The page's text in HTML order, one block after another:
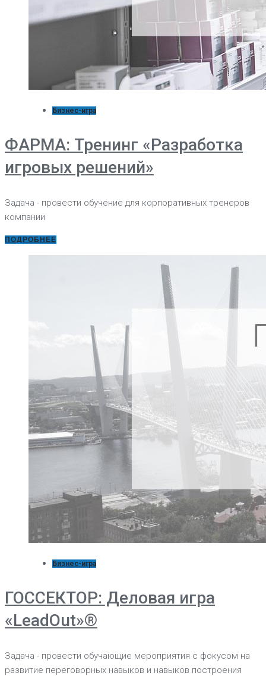
Бизнес-игра
ФАРМА: Тренинг «Разработка
игровых решений»
Задача - провести обучение для корпоративных тренеров
компании
ПОДРОБНЕЕ
Бизнес-игра
ГОССЕКТОР: Деловая игра
«LeadOut»®
Задача - провести обучающие мероприятия с фокусом на
развитие переговорных навыков и навыков построения